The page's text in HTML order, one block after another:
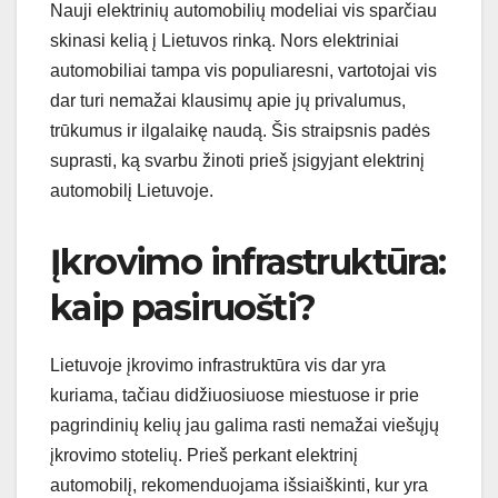
Nauji elektrinių automobilių modeliai vis sparčiau
skinasi kelią į Lietuvos rinką. Nors elektriniai
automobiliai tampa vis populiaresni, vartotojai vis
dar turi nemažai klausimų apie jų privalumus,
trūkumus ir ilgalaikę naudą. Šis straipsnis padės
suprasti, ką svarbu žinoti prieš įsigyjant elektrinį
automobilį Lietuvoje.
Įkrovimo infrastruktūra:
kaip pasiruošti?
Lietuvoje įkrovimo infrastruktūra vis dar yra
kuriama, tačiau didžiuosiuose miestuose ir prie
pagrindinių kelių jau galima rasti nemažai viešųjų
įkrovimo stotelių. Prieš perkant elektrinį
automobilį, rekomenduojama išsiaiškinti, kur yra